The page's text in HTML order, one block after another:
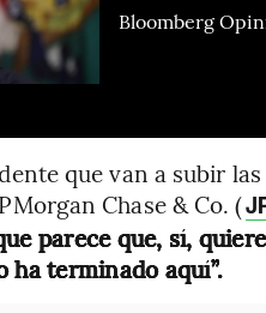
Bloomberg
que van a subir
Chase & Co. (
parece que, sí,
ha terminado aquí”.